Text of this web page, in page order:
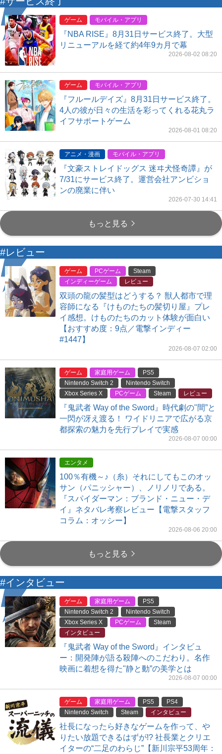
ゲーム モバイル・アプリ
『NBA RISE』8月31日サービス終了。大型
リニューアルを経て約4年9カ月で幕
2026-08-02 08:20
ゲーム モバイル・アプリ
『フルールデイズ』8月31日サービス終了。
4人の彼が日々の生活を彩ってくれる花丸ラ
イフサポートゲーム
2026-08-01 08:20
アニメ・漫画 モバイル・アプリ
『文豪ストレイドッグス 迷ヰ犬怪奇譚』が
7/31にサービス終了。運営会社アンビショ
ンの廃業に伴い
2026-07-30 14:41
もっと見る
#レビュー
ゲーム PCゲーム
Steam
インディーゲーム
レビュー
双頭の龍の髪型はどうする？ 獣人都市で理
容師になる『けものたちの髪切り屋』プレ
イ感想。けものたちのカット体験が面白い
【おすすめ度：9点／電撃インディー
#1447】
2026-08-07 02:00
ゲーム 家庭用ゲーム
PS5
Nintendo Switch 2
Nintendo Switch
Xbox Series X
PCゲーム Steam レビュー
『鬼武者 Way of the Sword』時代劇の"間”と
一閃が冴え渡る！ ワイドリニアで広がる京
都探索の魅力を先行プレイで実感
2026-08-07 00:00
エンタメ
100％有機～♪（糸）それにしてもこのオッ
サン（パニッシャー）、ノリノリである。
『スパイダーマン：ブランド・ニュー・デ
イ』ネタバレ考察レビュー【電撃スタッフ
コラム：オッシー】
2026-08-06 20:00
もっと見る
#インタビュー
ゲーム 家庭用ゲーム
PS5
Nintendo Switch 2
Nintendo Switch
Xbox Series X
PCゲーム
Steam
インタビュー
『鬼武者 Way of the Sword』インタビュ
ー：開発陣が語る殺陣へのこだわり。名作
映画に着想を得た"静と動”の美学とは
2026-08-07 00:00
ゲーム 家庭用ゲーム PS5
PS4
Nintendo Switch
Steam インタビュー
社長になったら好きなゲームを作って、や
りたい放題できるはずが!? 社長業とクリエ
イターの“二足のわらじ”【新川宗平53周年：